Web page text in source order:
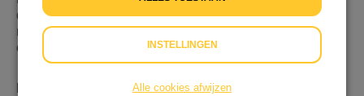
deknutselaerij@gmail.com en vermeld daarbij: jouw
naam en jouw e-mailadres. Dan nemen we contact met je
op zodra het biertje klaar voor je staat.
: we zijn ontzettend verheugd maar ook verrast
INSTELLINGEN
Alle cookies afwijzen